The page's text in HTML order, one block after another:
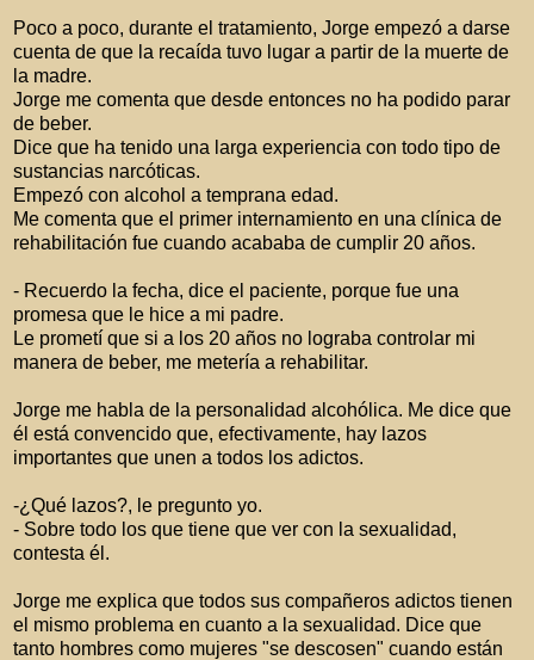
Poco a poco, durante el tratamiento, Jorge empezó a darse
cuenta de que la recaída tuvo lugar a partir de la muerte de
la madre.
Jorge me comenta que desde entonces no ha podido parar
de beber.
Dice que ha tenido una larga experiencia con todo tipo de
sustancias narcóticas.
Empezó con alcohol a temprana edad.
Me comenta que el primer internamiento en una clínica de
rehabilitación fue cuando acababa de cumplir 20 años.
- Recuerdo la fecha, dice el paciente, porque fue una
promesa que le hice a mi padre.
Le prometí que si a los 20 años no lograba controlar mi
manera de beber, me metería a rehabilitar.
Jorge me habla de la personalidad alcohólica. Me dice que
él está convencido que, efectivamente, hay lazos
importantes que unen a todos los adictos.
-¿Qué lazos?, le pregunto yo.
- Sobre todo los que tiene que ver con la sexualidad,
contesta él.
Jorge me explica que todos sus compañeros adictos tienen
el mismo problema en cuanto a la sexualidad. Dice que
tanto hombres como mujeres "se descosen" cuando están